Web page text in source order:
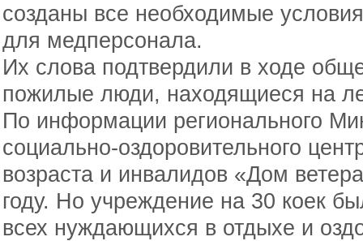
созданы все необходимые
для медперсонала.
Их слова подтвердили в ходе
пожилые люди, находящиеся на
По информации регионального
социально-оздоровительного
возраста и инвалидов «Дом
году. Но учреждение на 30 коек
всех нуждающихся в отдыхе и